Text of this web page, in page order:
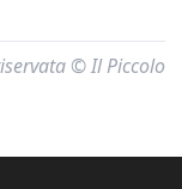
© Il Piccolo